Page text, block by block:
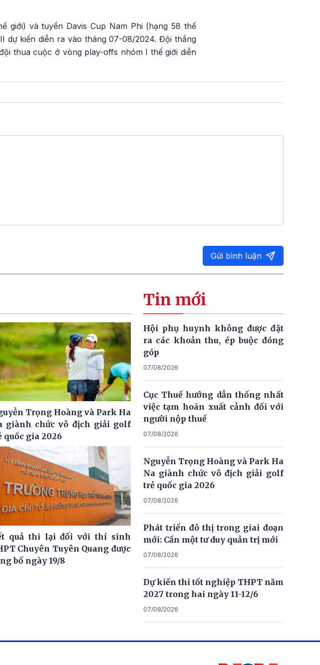
giới) và tuyển Davis Cup Nam Phi (hạng 58 thế
dự kiến diễn ra vào tháng 07-08/2024. Đội thắng
thua cuộc ở vòng play-offs nhóm I thế giới diễn
Gửi bình luận
Trọng Hoàng và Park Ha
giành chức vô địch giải golf
quốc gia 2026
quả thi lại đối với thí sinh
Chuyên Tuyên Quang được
bố ngày 19/8
Tin mới
Hội phụ huynh không được đặt
ra các khoản thu, ép buộc đóng
góp
07/08/2026
Cục Thuế hướng dẫn thống nhất
việc tạm hoãn xuất cảnh đối với
người nộp thuế
07/08/2026
Nguyễn Trọng Hoàng và Park Ha
Na giành chức vô địch giải golf
trẻ quốc gia 2026
07/08/2026
Phát triển đô thị trong giai đoạn
mới: Cần một tư duy quản trị mới
07/08/2026
Dự kiến thi tốt nghiệp THPT năm
2027 trong hai ngày 11-12/6
07/08/2026